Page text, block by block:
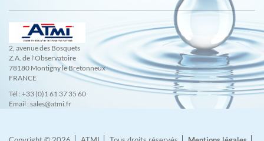
2, avenue des Bosquets
Z.A. de l'Observatoire
78180 Montigny le Bretonneux
FRANCE
Tél : +33 (0)1 61 37 35 60
Email : sales@atmi.fr